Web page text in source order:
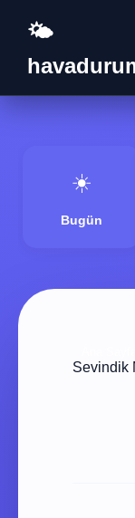
🌤️
☀️
Bugün
Sevindik